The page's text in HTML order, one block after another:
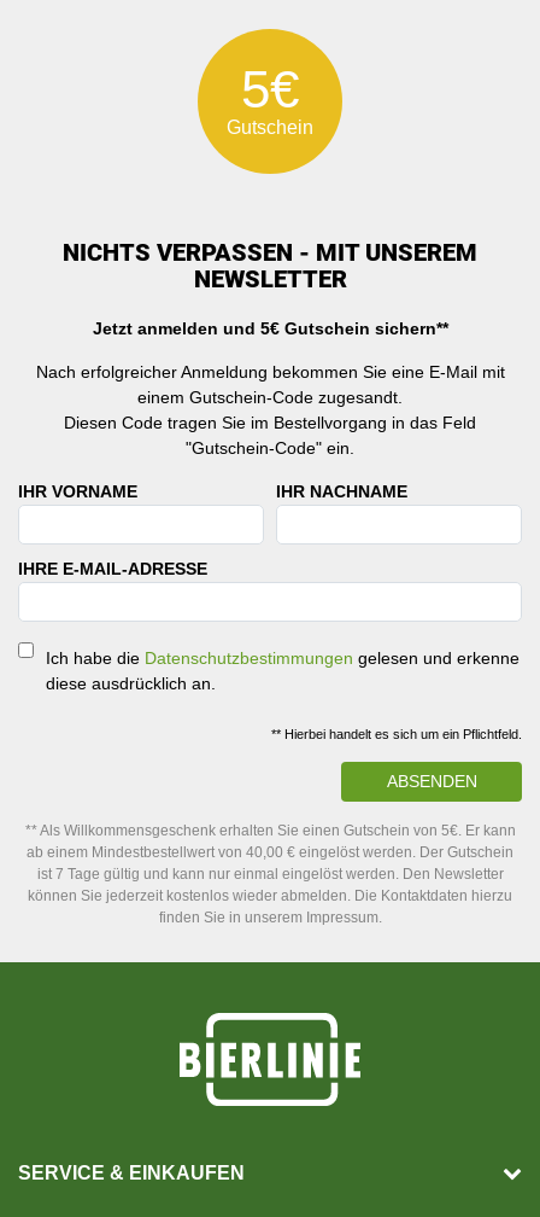
5€
Gutschein
NICHTS VERPASSEN - MIT UNSEREM
NEWSLETTER
Jetzt anmelden und 5€ Gutschein sichern**
Nach erfolgreicher Anmeldung bekommen Sie eine E-Mail mit
einem Gutschein-Code zugesandt.
Diesen Code tragen Sie im Bestellvorgang in das Feld
"Gutschein-Code" ein.
IHR VORNAME IHR NACHNAME
IHRE E-MAIL-ADRESSE
Ich habe die Datenschutzbestimmungen gelesen und erkenne
diese ausdrücklich an.
** Hierbei handelt es sich um ein Pflichtfeld.
ABSENDEN
** Als Willkommensgeschenk erhalten Sie einen Gutschein von 5€. Er kann
ab einem Mindestbestellwert von 40,00 € eingelöst werden. Der Gutschein
ist 7 Tage gültig und kann nur einmal eingelöst werden. Den Newsletter
können Sie jederzeit kostenlos wieder abmelden. Die Kontaktdaten hierzu
finden Sie in unserem Impressum.
SERVICE & EINKAUFEN